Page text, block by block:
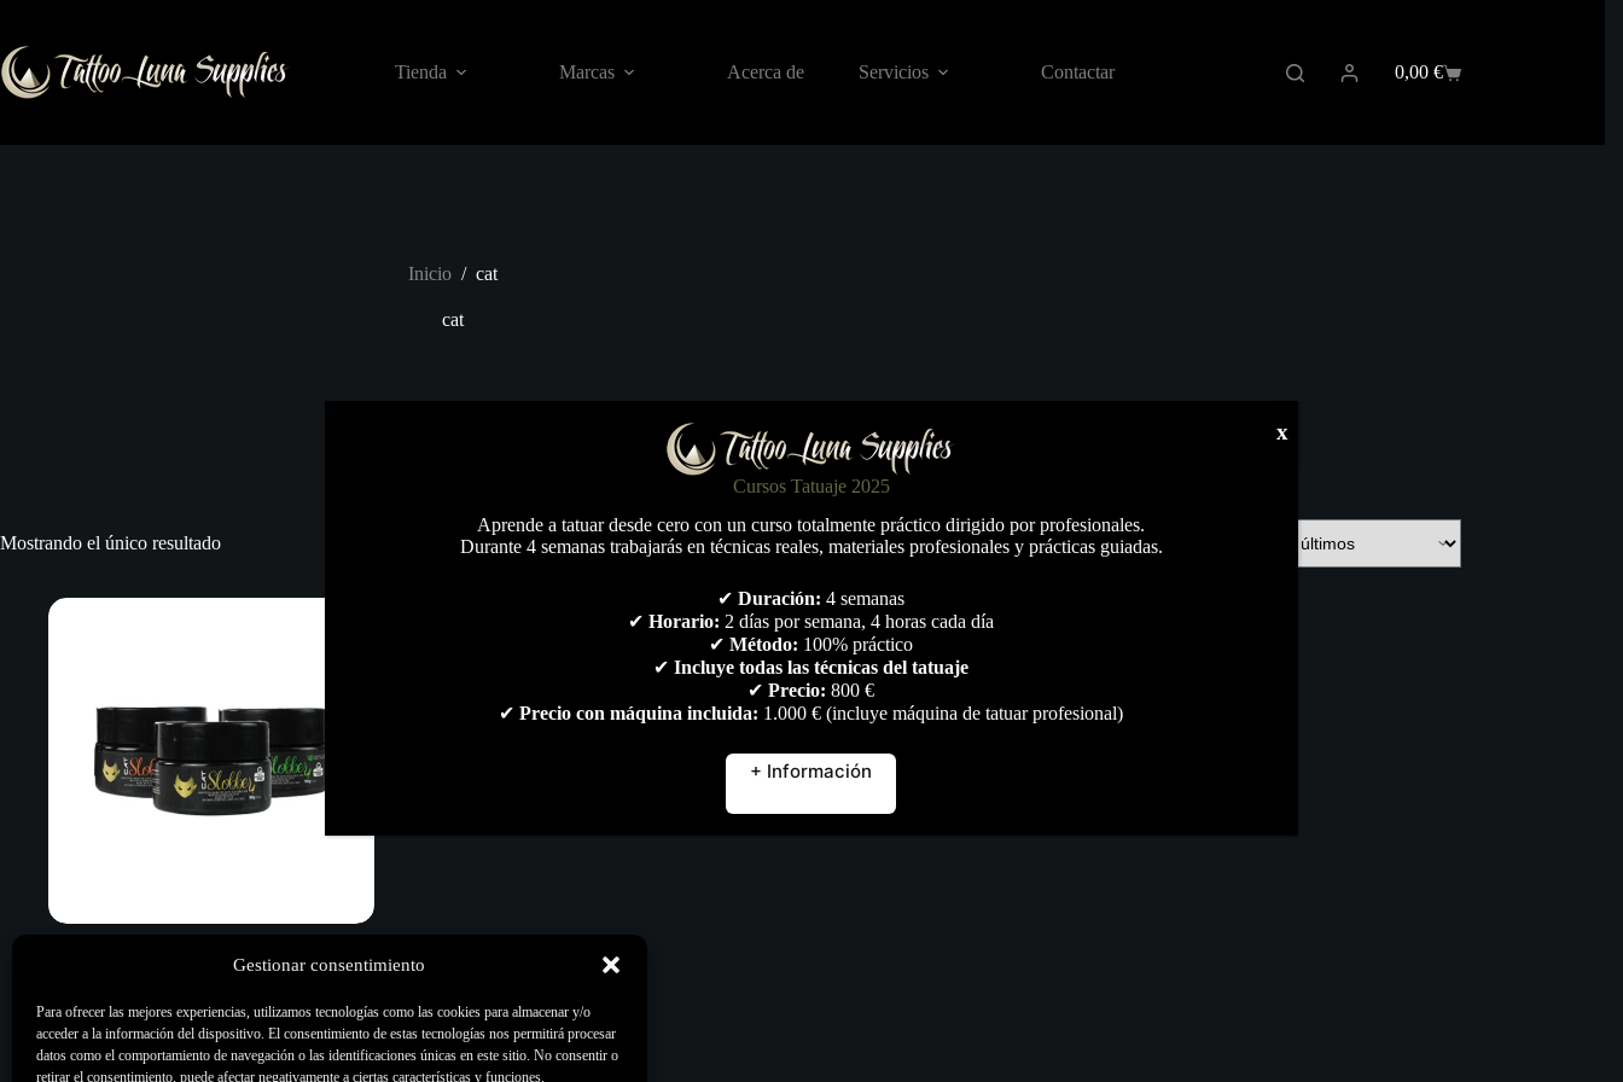
Gestionar consentimiento
Para ofrecer las mejores experiencias, utilizamos tecnologías como las cookies para almacenar y/o
acceder a la información del dispositivo. El consentimiento de estas tecnologías nos permitirá procesar
datos como el comportamiento de navegación o las identificaciones únicas en este sitio. No consentir o
retirar el consentimiento, puede afectar negativamente a ciertas características y funciones.
contenido
Tienda
Marcas Acerca de Servicios Contactar
Carro
0,00 €
Inicio / cat
cat
Mostrando el único resultado
Manteca Cat Slobber 90g
Cremas & Vaselina,Higiene &
desinfección,Skin Care,Todo
Cursos Tatuaje 2025
Aprende a tatuar desde cero con un curso totalmente práctico dirigido por profesionales.
Durante 4 semanas trabajarás en técnicas reales, materiales profesionales y prácticas guiadas.
✔Duración: 4 semanas
✔Horario: 2 días por semana, 4 horas cada día
✔Método: 100% práctico
✔Incluye todas las técnicas del tatuaje
✔Precio: 800 €
✔Precio con máquina incluida: 1.000 € (incluye máquina de tatuar profesional)
+ Información
x